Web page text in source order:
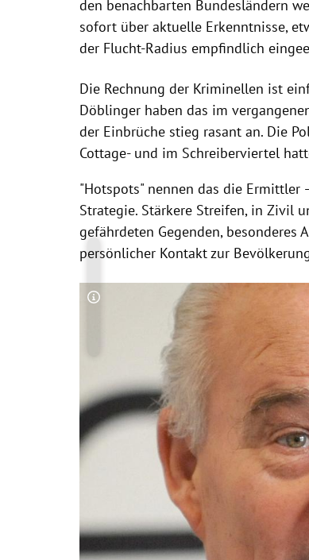
den benachbarten Bundesländern
sofort über aktuelle Erkenntnisse,
der Flucht-Radius empfindlich
Die Rechnung der Kriminellen ist
Döblinger haben das im
der Einbrüche stieg rasant an. Die
Cottage- und im Schreiberviertel
"Hotspots" nennen das die Ermittler
Strategie. Stärkere Streifen, in Zivil
gefährdeten Gegenden, besonderes
persönlicher Kontakt zur
Copyright-Hinweis öffnen/schließen